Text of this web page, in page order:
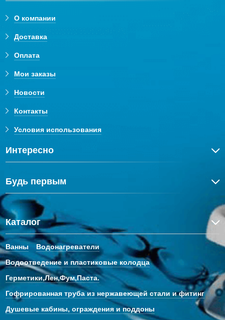
О компании
Доставка
Оплата
Мои заказы
Новости
Контакты
Условия использования
Интересно
Будь первым
Каталог
Ванны
Водонагреватели
Водоотведение и пластиковые колодца
Герметики,Лен,Фум,Паста.
Гофрированная труба из нержавеющей стали и фитинг
Душевые кабины, ограждения и поддоны